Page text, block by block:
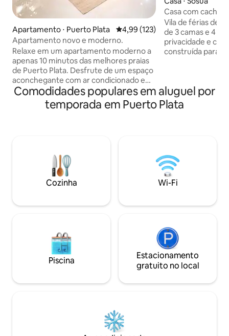
Apartamento ⋅ Puerto Plata 4,99 de uma avaliação média de
4,99 (123)
Apartamento novo e moderno.
Relaxe em um apartamento moderno a
apenas 10 minutos das melhores praias
de Puerto Plata. Desfrute de um espaço
aconchegante com ar condicionado em
todas as áreas, ideal para famílias, casais
ou viajantes que buscam conforto e
tranquilidade. Você se sentirá em casa:
equipada para preparar suas refeições
favoritas. • Espaços modernos,
limpos e elegantemente decorados.
Conheça Puerto Plata com total
Casa com
Vila de férias de
de 3 camas e 4
privacidade e
construída para
jacuzzi. Para uma experiência incrível,
esta vila é isso! SEM taxa de limpeza,
serviço de
aeroporto POP e
de golfe Playa
Comodidades populares em aluguel por
temporada em Puerto Plata
Cozinha Wi-Fi
Piscina
Estacionamento
gratuito no local